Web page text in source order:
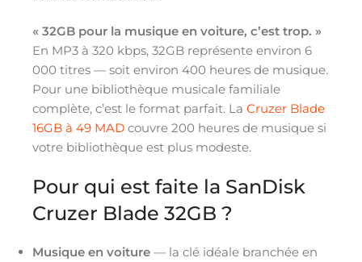
« 32GB pour la musique en voiture, c’est trop. »
En MP3 à 320 kbps, 32GB représente environ 6
000 titres — soit environ 400 heures de musique.
Pour une bibliothèque musicale familiale
complète, c’est le format parfait. La Cruzer Blade
16GB à 49 MAD couvre 200 heures de musique si
votre bibliothèque est plus modeste.
Pour qui est faite la SanDisk
Cruzer Blade 32GB ?
Musique en voiture — la clé idéale branchée en